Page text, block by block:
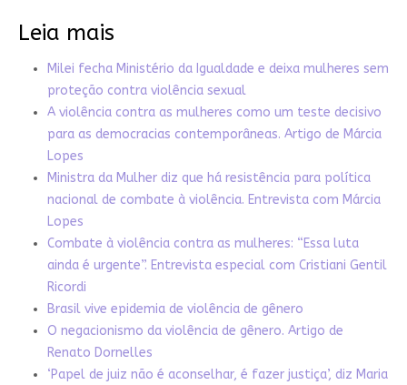
Leia mais
Milei fecha Ministério da Igualdade e deixa mulheres sem
proteção contra violência sexual
A violência contra as mulheres como um teste decisivo
para as democracias contemporâneas. Artigo de Márcia
Lopes
Ministra da Mulher diz que há resistência para política
nacional de combate à violência. Entrevista com Márcia
Lopes
Combate à violência contra as mulheres: “Essa luta
ainda é urgente”. Entrevista especial com Cristiani Gentil
Ricordi
Brasil vive epidemia de violência de gênero
O negacionismo da violência de gênero. Artigo de
Renato Dornelles
‘Papel de juiz não é aconselhar, é fazer justiça’, diz Maria